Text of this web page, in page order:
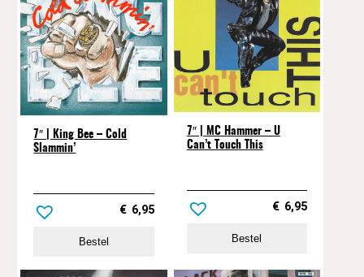
7″ | King Bee – Cold
Slammin’
€ 6,95
Bestel
7″ | MC Hammer – U
Can’t Touch This
€ 6,95
Bestel